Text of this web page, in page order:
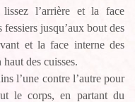
l’arrière et la face
jusqu’aux bout des
et la face interne des
des cuisses.
l’une contre l’autre pour
le corps, en partant du